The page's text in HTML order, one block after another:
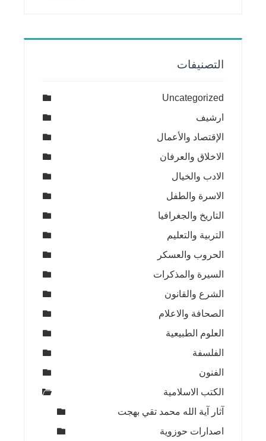
التصنيفات
Uncategorized
ارشيف
الإقتصاد والأعمال
الاخلاق والعرفان
الادب والخيال
الاسرة والطفل
التاريخ والجغرافيا
التربية والتعليم
الحروب والعسكر
السيرة والمذكرات
الشرع والقانون
الصحافة والاعلام
العلوم الطبيعية
الفلسفة
الفنون
الكتب الاسلامية
آثار آية الله محمد تقي بهجت
اصدارات حوزوية